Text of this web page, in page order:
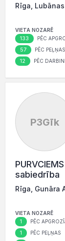
Rīga,
VIETA NOZARĒ
133 PĒC
57 PĒC PEĻŅAS
12 PĒC
P3Gīk
sabiedrība
Rīga, Gunāra
VIETA NOZARĒ
1 PĒC
1 PĒC PEĻŅAS